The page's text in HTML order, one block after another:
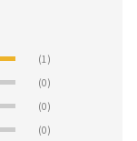
(1)
(0)
(0)
(0)